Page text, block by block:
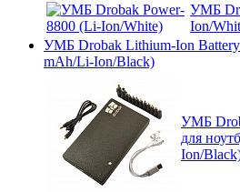
УМБ
Ion/
УМБ Drobak Lithium-Ion Battery
mAh/Li-Ion/Black)
УМБ
для
Ion/